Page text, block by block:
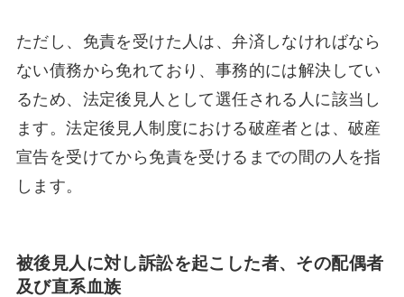
ただし、免責を受けた人は、弁済しなければなら
ない債務から免れており、事務的には解決してい
るため、法定後見人として選任される人に該当し
ます。法定後見人制度における破産者とは、破産
宣告を受けてから免責を受けるまでの間の人を指
します。
被後見人に対し訴訟を起こした者、その配偶者
及び直系血族